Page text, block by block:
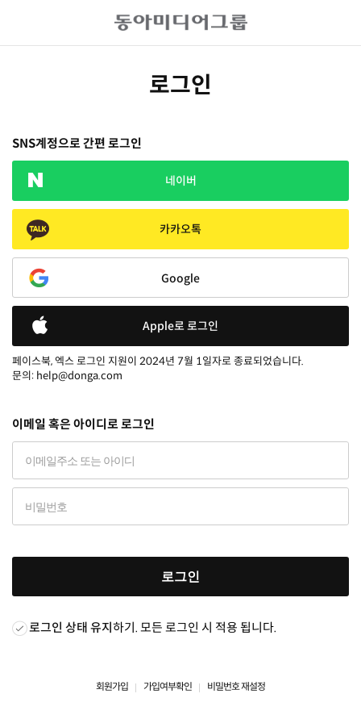
로그인
SNS계정으로 간편 로그인
네이버
카카오톡
Google
Apple로 로그인
페이스북, 엑스 로그인 지원이 2024년 7월 1일자로 종료되었습니다.
문의: help@donga.com
이메일 혹은 아이디로 로그인
로그인
로그인 상태 유지하기. 모든 로그인 시 적용 됩니다.
회원가입 가입여부확인 비밀번호 재설정